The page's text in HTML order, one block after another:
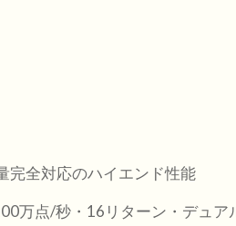
全対応のハイエンド性能
万点/秒・16リターン・デュア